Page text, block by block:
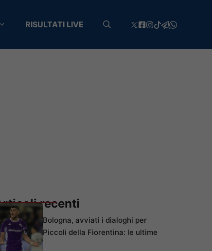
RISULTATI LIVE
recenti
Bologna, avviati i dialoghi per
Piccoli della Fiorentina: le ultime